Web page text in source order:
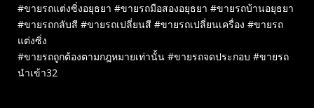
#ขายรถแต่งซิ่งอยุธยา #ขายรถมือสองอยุธยา #ขายรถบ้านอยุธยา
#ขายรถกลับสี #ขายรถเปลี่ยนสี #ขายรถเปลี่ยนเครื่อง #ขายรถ
แต่งซิ่ง
#ขายรถถูกต้องตามกฎหมายเท่านั้น #ขายรถจดประกอบ #ขายรถ
นำเข้า32